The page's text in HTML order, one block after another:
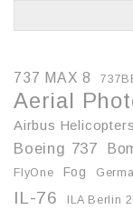
737 MAX 8
Aerial
Airbus Helicopters
Boeing 737
FlyOne Fog
IL-76 ILA Berlin